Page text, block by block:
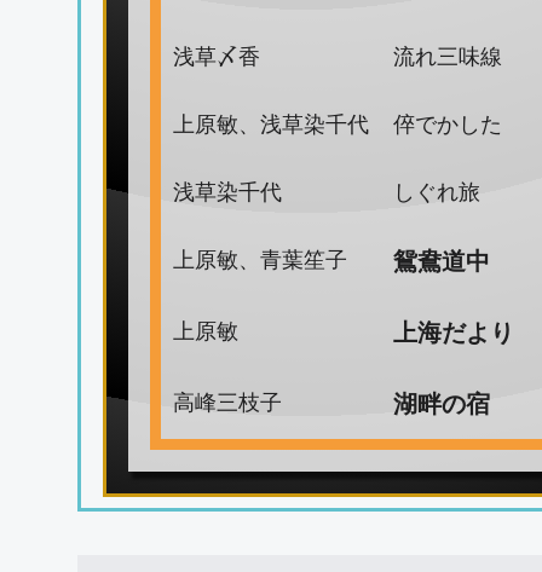
浅草〆香 流れ三味線
上原敏、浅草染千代 倅でかした
浅草染千代 しぐれ旅
上原敏、青葉笙子 鴛鴦道中
上原敏 上海だより
高峰三枝子 湖畔の宿